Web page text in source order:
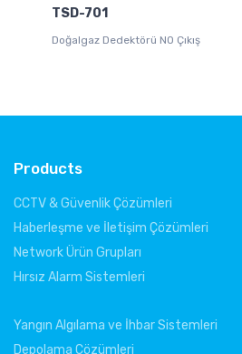
TSD-701
Doğalgaz Dedektörü NO Çıkış
Products
CCTV & Güvenlik Çözümleri
Haberleşme ve İletişim Çözümleri
Network Ürün Grupları
Hırsız Alarm Sistemleri
Yangın Algılama ve İhbar Sistemleri
Depolama Çözümleri